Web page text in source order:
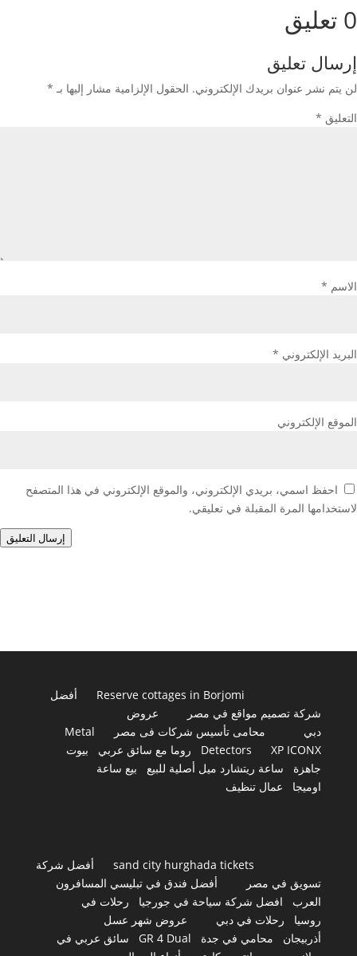
0 تعليق
إرسال تعليق
لن يتم نشر عنوان بريدك الإلكتروني. الحقول الإلزامية مشار إليها بـ *
التعليق *
الاسم *
البريد الإلكتروني *
الموقع الإلكتروني
احفظ اسمي، بريدي الإلكتروني، والموقع الإلكتروني في هذا المتصفح
لاستخدامها المرة المقبلة في تعليقي.
إرسال التعليق
Reserve cottages in Borjomi
أفضل
شركة تصميم مواقع في مصر
عروض
دبي
محامى تأسيس شركات فى مصر
Metal
Detectors
XP ICONX روما مع سائق عربي
بيوت
جاهزة
ساعة ريتشارد ميل أصلية للبيع
بيع ساعة
اوميجا
عمال تنظيف
sand city hurghada tickets
أفضل شركة
تسويق في مصر
أفضل فندق في تبليسي المسافرون
العرب
افضل شركة سياحة في جورجيا
رحلات في
روسيا
رحلات في دبي
عروض شهر عسل
أذربيجان
محامي في جدة GR 4 Dual
سائق عربي في